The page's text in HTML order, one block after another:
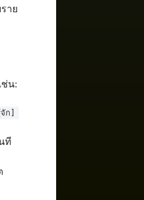
าย
ช่น:
ก]
ที